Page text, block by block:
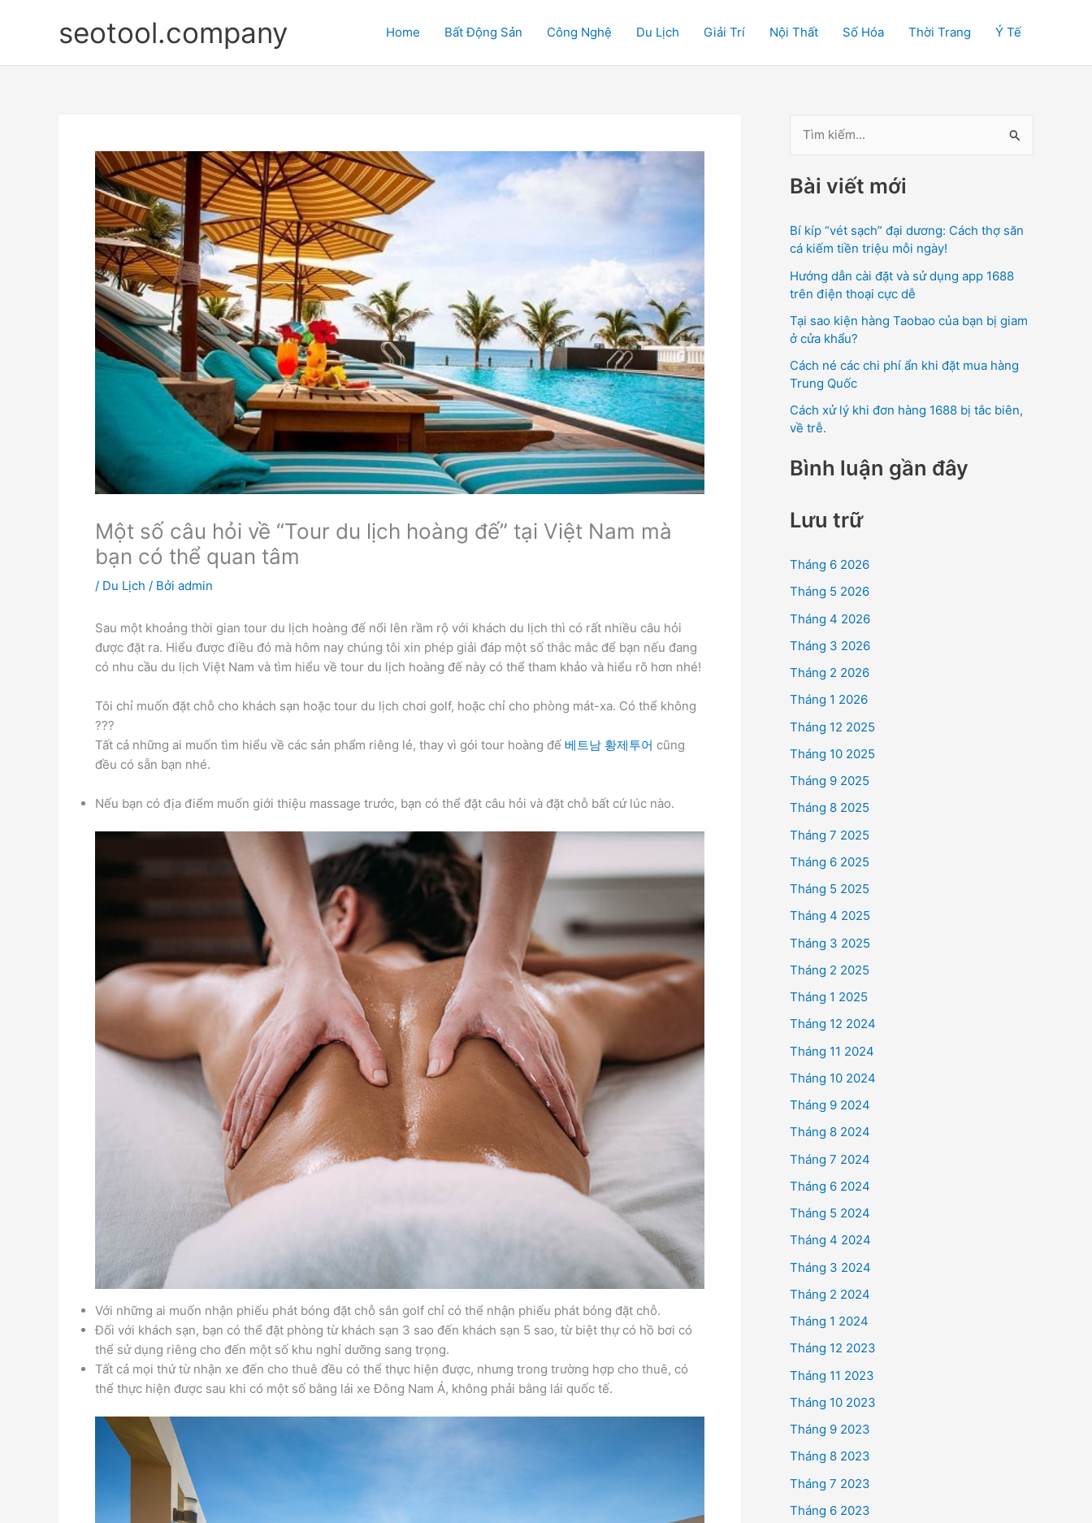
dung
seotool.company Home Bất Động Sản Công Nghệ Du Lịch Giải Trí Nội Thất Số Hóa Thời Trang Ý Tế
Một số câu hỏi về “Tour du lịch hoàng đế” tại Việt Nam mà
bạn có thể quan tâm
/ Du Lịch / Bởi admin
Sau một khoảng thời gian tour du lịch hoàng đế nổi lên rầm rộ với khách du lịch thì có rất nhiều câu hỏi
được đặt ra. Hiểu được điều đó mà hôm nay chúng tôi xin phép giải đáp một số thắc mắc để bạn nếu đang
có nhu cầu du lịch Việt Nam và tìm hiểu về tour du lịch hoàng đế này có thể tham khảo và hiểu rõ hơn nhé!
Tôi chỉ muốn đặt chỗ cho khách sạn hoặc tour du lịch chơi golf, hoặc chỉ cho phòng mát-xa. Có thể không
???
Tất cả những ai muốn tìm hiểu về các sản phẩm riêng lẻ, thay vì gói tour hoàng đế 베트남 황제투어 cũng
đều có sẵn bạn nhé.
Nếu bạn có địa điểm muốn giới thiệu massage trước, bạn có thể đặt câu hỏi và đặt chỗ bất cứ lúc nào.
Với những ai muốn nhận phiếu phát bóng đặt chỗ sân golf chỉ có thể nhận phiếu phát bóng đặt chỗ.
Đối với khách sạn, bạn có thể đặt phòng từ khách sạn 3 sao đến khách sạn 5 sao, từ biệt thự có hồ bơi có
thể sử dụng riêng cho đến một số khu nghỉ dưỡng sang trọng.
Tất cả mọi thứ từ nhận xe đến cho thuê đều có thể thực hiện được, nhưng trong trường hợp cho thuê, có
thể thực hiện được sau khi có một số bằng lái xe Đông Nam Á, không phải bằng lái quốc tế.
m
i
m
Bài viết mới
Bí kíp “vét sạch” đại dương: Cách thợ săn
cá kiếm tiền triệu mỗi ngày!
Hướng dẫn cài đặt và sử dụng app 1688
trên điện thoại cực dễ
Tại sao kiện hàng Taobao của bạn bị giam
ở cửa khẩu?
Cách né các chi phí ẩn khi đặt mua hàng
Trung Quốc
Cách xử lý khi đơn hàng 1688 bị tắc biên,
về trễ.
Bình luận gần đây
Lưu trữ
Tháng 6 2026
Tháng 5 2026
Tháng 4 2026
Tháng 3 2026
Tháng 2 2026
Tháng 1 2026
Tháng 12 2025
Tháng 10 2025
Tháng 9 2025
Tháng 8 2025
Tháng 7 2025
Tháng 6 2025
Tháng 5 2025
Tháng 4 2025
Tháng 3 2025
Tháng 2 2025
Tháng 1 2025
Tháng 12 2024
Tháng 11 2024
Tháng 10 2024
Tháng 9 2024
Tháng 8 2024
Tháng 7 2024
Tháng 6 2024
Tháng 5 2024
Tháng 4 2024
Tháng 3 2024
Tháng 2 2024
Tháng 1 2024
Tháng 12 2023
Tháng 11 2023
Tháng 10 2023
Tháng 9 2023
Tháng 8 2023
Tháng 7 2023
Tháng 6 2023